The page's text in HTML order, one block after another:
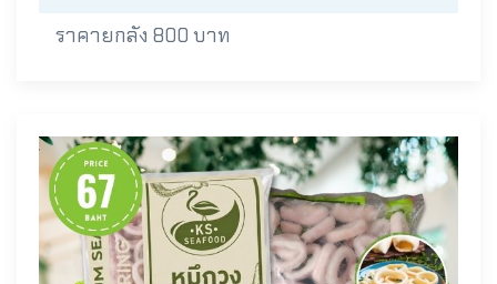
ราคายกลัง 800 บาท